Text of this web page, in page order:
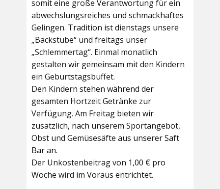
somit eine große Verantwortung für ein
abwechslungsreiches und schmackhaftes
Gelingen. Tradition ist dienstags unsere
„Backstube“ und freitags unser
„Schlemmertag“. Einmal monatlich
gestalten wir gemeinsam mit den Kindern
ein Geburtstagsbuffet.
Den Kindern stehen während der
gesamten Hortzeit Getränke zur
Verfügung. Am Freitag bieten wir
zusätzlich, nach unserem Sportangebot,
Obst und Gemüsesäfte aus unserer Saft
Bar an.
Der Unkostenbeitrag von 1,00 € pro
Woche wird im Voraus entrichtet.